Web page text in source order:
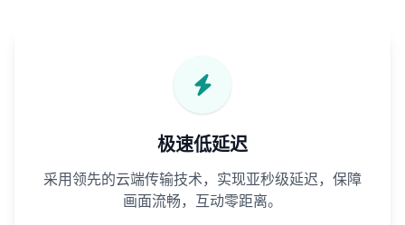
极速低延迟
采用领先的云端传输技术，实现亚秒级延迟，保障
画面流畅，互动零距离。